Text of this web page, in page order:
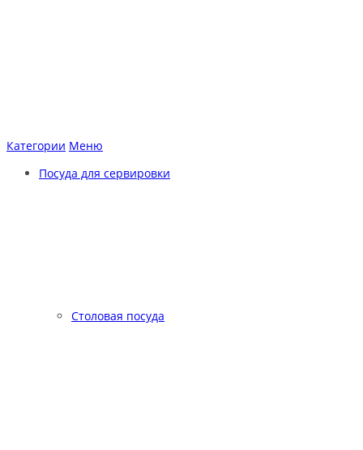
Категории Меню
Посуда для сервировки
Столовая посуда